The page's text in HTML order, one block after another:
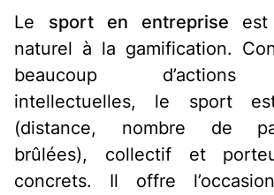
Le sport en entreprise est
naturel à la gamification.
beaucoup d’actions
intellectuelles, le sport
(distance, nombre de
brûlées), collectif et
concrets. Il offre